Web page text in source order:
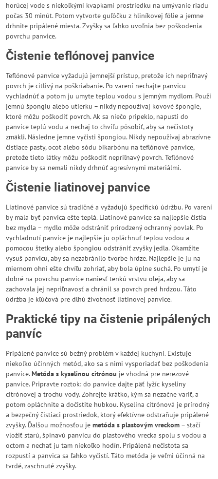
horúcej vode s niekoľkými kvapkami prostriedku na umývanie riadu
počas 30 minút. Potom vytvorte guľôčku z hliníkovej fólie a jemne
drhnite pripálené miesta. Zvyšky sa ľahko uvoľnia bez poškodenia
povrchu panvice.
Čistenie teflónovej panvice
Teflónové panvice vyžadujú jemnejší prístup, pretože ich nepriľnavý
povrch je citlivý na poškriabanie. Po varení nechajte panvicu
vychladnúť a potom ju umyte teplou vodou s jemným mydlom. Použi
jemnú špongiu alebo utierku – nikdy nepoužívaj kovové špongie,
ktoré môžu poškodiť povrch. Ak sa niečo pripeklo, napusti do
panvice teplú vodu a nechaj to chvíľu pôsobiť, aby sa nečistoty
zmäkli. Následne jemne vyčisti špongiou. Nikdy nepoužívaj abrazívne
čistiace pasty, ocot alebo sódu bikarbónu na teflónové panvice,
pretože tieto látky môžu poškodiť nepriľnavý povrch. Teflónové
panvice by sa nemali nikdy drhnúť agresívnymi materiálmi.
Čistenie liatinovej panvice
Liatinové panvice sú tradičné a vyžadujú špecifickú údržbu. Po varení
by mala byť panvica ešte teplá. Liatinové panvice sa najlepšie čistia
bez mydla – mydlo môže odstrániť prirodzený ochranný povlak. Po
vychladnutí panvice je najlepšie ju opláchnuť teplou vodou a
pomocou štetky alebo špongiou odstrániť zvyšky jedla. Okamžite
vysuš panvicu, aby sa nezabránilo tvorbe hrdze. Najlepšie je ju na
miernom ohni ešte chvíľu zohriať, aby bola úplne suchá. Po umytí je
dobré na povrchu panvice naniesť tenkú vrstvu oleja, aby sa
zachovala jej nepriľnavosť a chránil sa povrch pred hrdzou. Táto
údržba je kľúčová pre dlhú životnosť liatinovej panvice.
Praktické tipy na čistenie pripálených
panvíc
Pripálené panvice sú bežný problém v každej kuchyni. Existuje
niekoľko účinných metód, ako sa s nimi vysporiadať bez poškodenia
panvice.Metóda s kyselinou citrónou je vhodná pre nerezové
panvice. Pripravte roztok: do panvice dajte päť lyžíc kyseliny
citrónovej a trochu vody. Zohrejte krátko, kým sa nezačne variť, a
potom opláchnite a dočistite hubkou. Kyselina citrónová je prírodný
a bezpečný čistiaci prostriedok, ktorý efektívne odstraňuje pripálené
zvyšky. Ďalšou možnosťou je metóda s plastovým vreckom – stačí
vložiť starú, špinavú panvicu do plastového vrecka spolu s vodou a
octom a nechať ju tam niekoľko hodín. Pripálená nečistota sa
rozpustí a panvica sa ľahko vyčistí. Táto metóda je veľmi účinná na
tvrdé, zaschnuté zvyšky.